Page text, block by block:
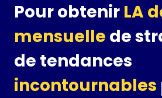
Pour obtenir LA
mensuelle de
de tendances
incontournables